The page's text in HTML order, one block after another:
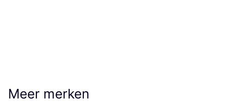
Meer merken